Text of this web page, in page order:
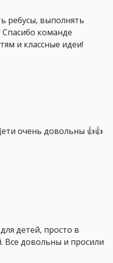
ребусы, выполнять
Спасибо команде
и классные идеи!
очень довольны 👍👍
детей, просто в
Все довольны и просили